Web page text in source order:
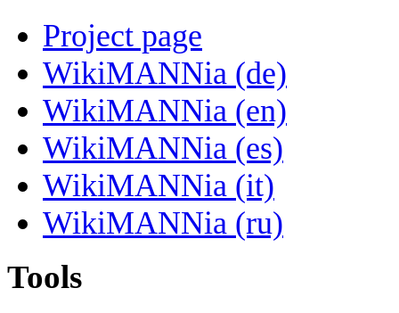
Project page
WikiMANNia (de)
WikiMANNia (en)
WikiMANNia (es)
WikiMANNia (it)
WikiMANNia (ru)
Tools